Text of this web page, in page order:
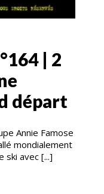
| 2
départ
Annie Famose
mondialement
ski avec [...]